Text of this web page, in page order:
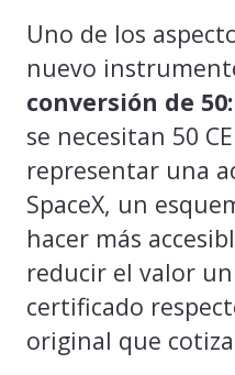
Uno de los
nuevo
conversión de
se necesitan 50
representar una
SpaceX, un
hacer más
reducir el valor
certificado
original que